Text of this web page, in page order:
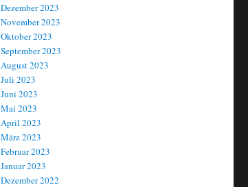
Dezember 2023
November 2023
Oktober 2023
September 2023
August 2023
Juli 2023
Juni 2023
Mai 2023
April 2023
März 2023
Februar 2023
Januar 2023
Dezember 2022